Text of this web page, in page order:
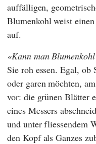
auffälligen,
Blumenkohl weist
auf.
Kann man
Sie roh essen. Egal, ob
oder garen möchten,
vor: die grünen Blätter
eines Messers
und unter fliessendem
den Kopf als Ganzes